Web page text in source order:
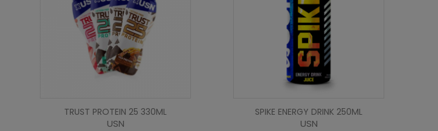
TRUST PROTEIN 25 330ML
USN
SPIKE ENERGY DRINK 250ML
USN